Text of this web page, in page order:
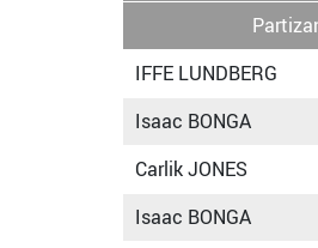
IFFE LUNDBERG
Isaac BONGA
Carlik JONES
Isaac BONGA